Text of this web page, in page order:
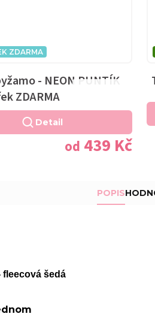
ZDARMA
- NEON PUNTÍK
ZDARMA
je
5,0
hvězdiček.
od 439 Kč
Detail
POPIS
fleecová šedá